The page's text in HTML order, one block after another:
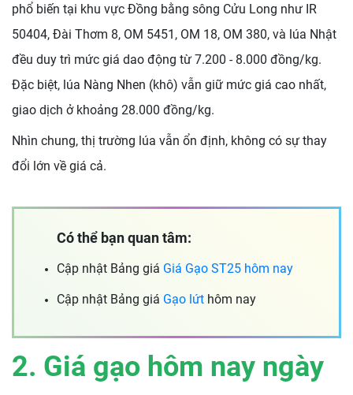
phổ biến tại khu vực Đồng bằng sông Cửu Long như IR
50404, Đài Thơm 8, OM 5451, OM 18, OM 380, và lúa Nhật
đều duy trì mức giá dao động từ 7.200 - 8.000 đồng/kg.
Đặc biệt, lúa Nàng Nhen (khô) vẫn giữ mức giá cao nhất,
giao dịch ở khoảng 28.000 đồng/kg.
Nhìn chung, thị trường lúa vẫn ổn định, không có sự thay
đổi lớn về giá cả.
Có thể bạn quan tâm:
Cập nhật Bảng giá Giá Gạo ST25 hôm nay
Cập nhật Bảng giá Gạo lứt hôm nay
2. Giá gạo hôm nay ngày